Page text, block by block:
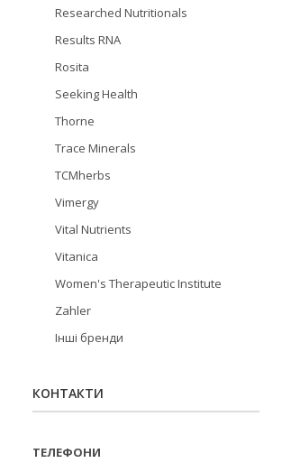
Researched Nutritionals
Results RNA
Rosita
Seeking Health
Thorne
Trace Minerals
TCMherbs
Vimergy
Vital Nutrients
Vitanica
Women's Therapeutic Institute
Zahler
Інші бренди
КОНТАКТИ